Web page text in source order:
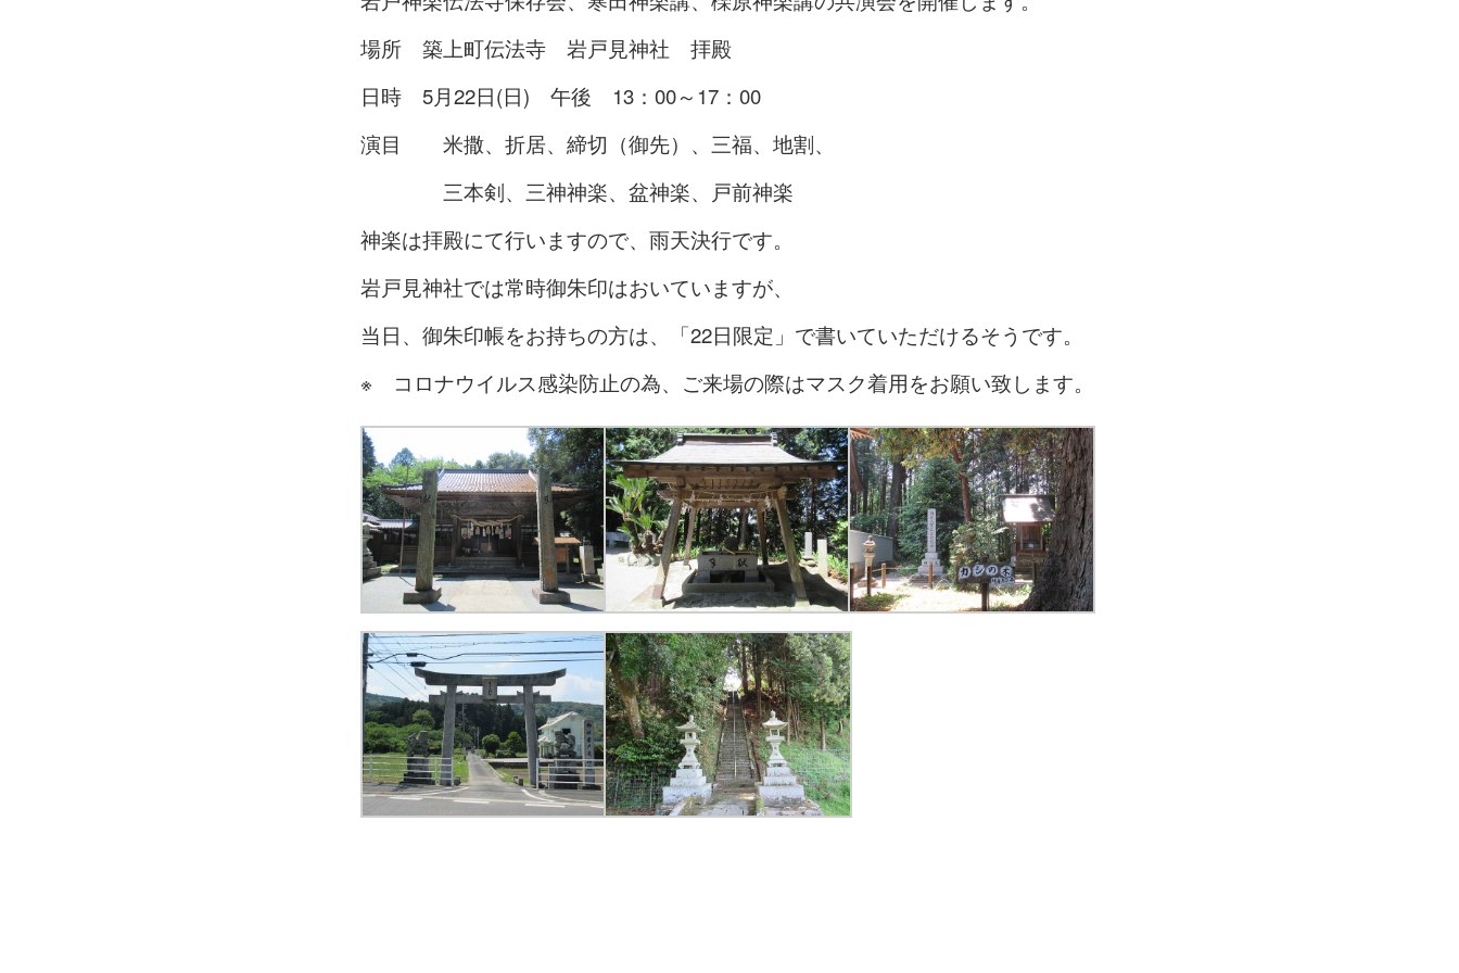
場所 築上町伝法寺 岩戸見神社 拝殿
日時 5月22日(日) 午後 13：00～17：00
演目 米撒、折居、締切（御先）、三福、地割、
三本剣、三神神楽、盆神楽、戸前神楽
神楽は拝殿にて行いますので、雨天決行です。
岩戸見神社では常時御朱印はおいていますが、
当日、御朱印帳をお持ちの方は、
「22日限定」 で書いていただけるそうです。
※ コロナウイルス感染防止の為、 ご来場の際はマスク着用をお願い致します。